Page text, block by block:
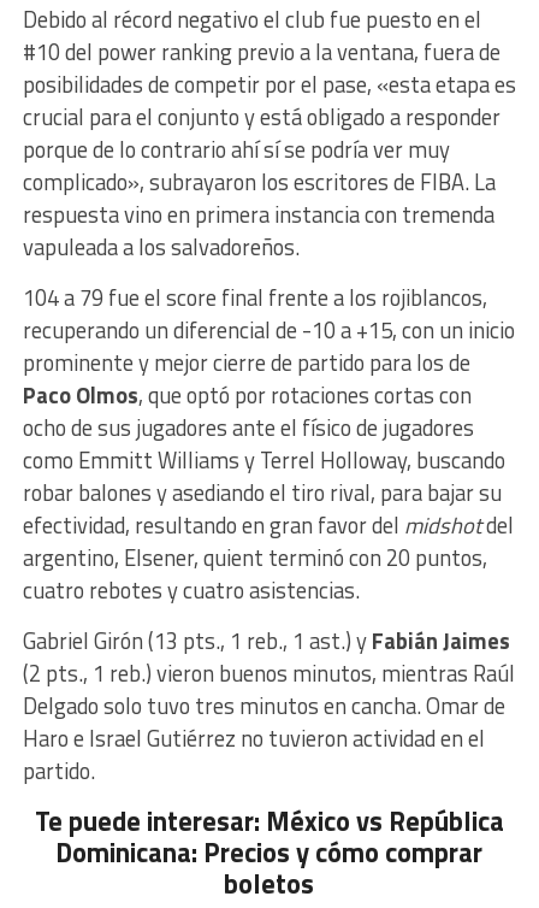
Debido al récord negativo el club fue puesto en el
#10 del power ranking previo a la ventana, fuera de
posibilidades de competir por el pase, «esta etapa es
crucial para el conjunto y está obligado a responder
porque de lo contrario ahí sí se podría ver muy
complicado», subrayaron los escritores de FIBA. La
respuesta vino en primera instancia con tremenda
vapuleada a los salvadoreños.
104 a 79 fue el score final frente a los rojiblancos,
recuperando un diferencial de -10 a +15, con un inicio
prominente y mejor cierre de partido para los de
Paco Olmos, que optó por rotaciones cortas con
ocho de sus jugadores ante el físico de jugadores
como Emmitt Williams y Terrel Holloway, buscando
robar balones y asediando el tiro rival, para bajar su
efectividad, resultando en gran favor del midshotdel
argentino, Elsener, quient terminó con 20 puntos,
cuatro rebotes y cuatro asistencias.
Gabriel Girón (13 pts., 1 reb., 1 ast.) yFabián Jaimes
(2 pts., 1 reb.) vieron buenos minutos, mientras Raúl
Delgado solo tuvo tres minutos en cancha. Omar de
Haro e Israel Gutiérrez no tuvieron actividad en el
partido.
Te puede interesar: México vs República
Dominicana: Precios y cómo comprar
boletos